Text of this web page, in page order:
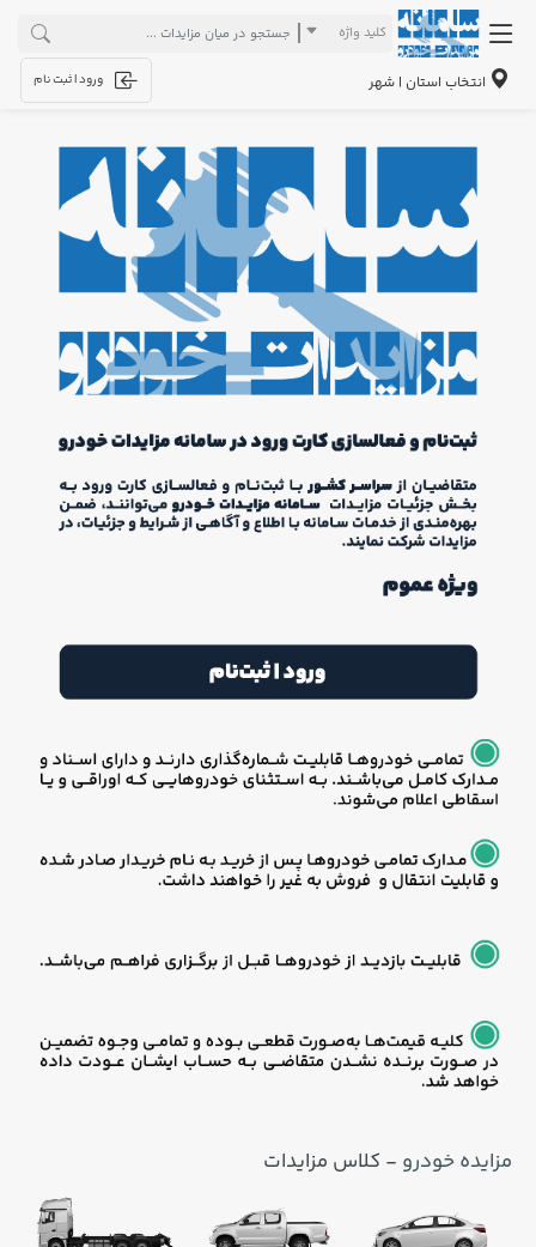
کلید واژه
انتخاب استان | شهر ورود | ثبت نام
مزایده خودرو - کلاس مزایدات